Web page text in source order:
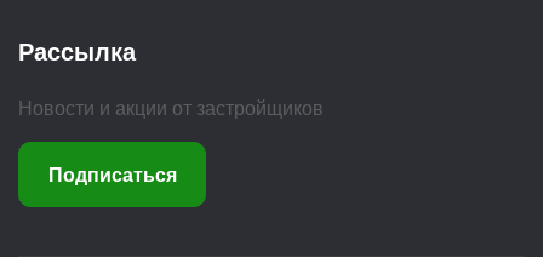
Рассылка
Новости и акции от застройщиков
Подписаться